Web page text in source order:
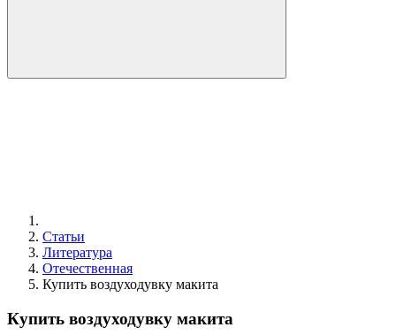
Статьи
Литература
Отечественная
Купить воздуходувку макита
Купить воздуходувку макита